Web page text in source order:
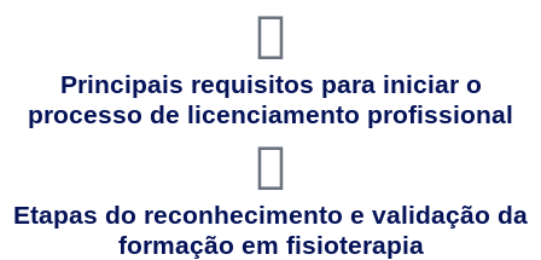
Principais requisitos para iniciar o
processo de licenciamento profissional
Etapas do reconhecimento e validação da
formação em fisioterapia